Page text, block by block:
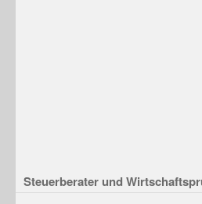
Steuerberater und